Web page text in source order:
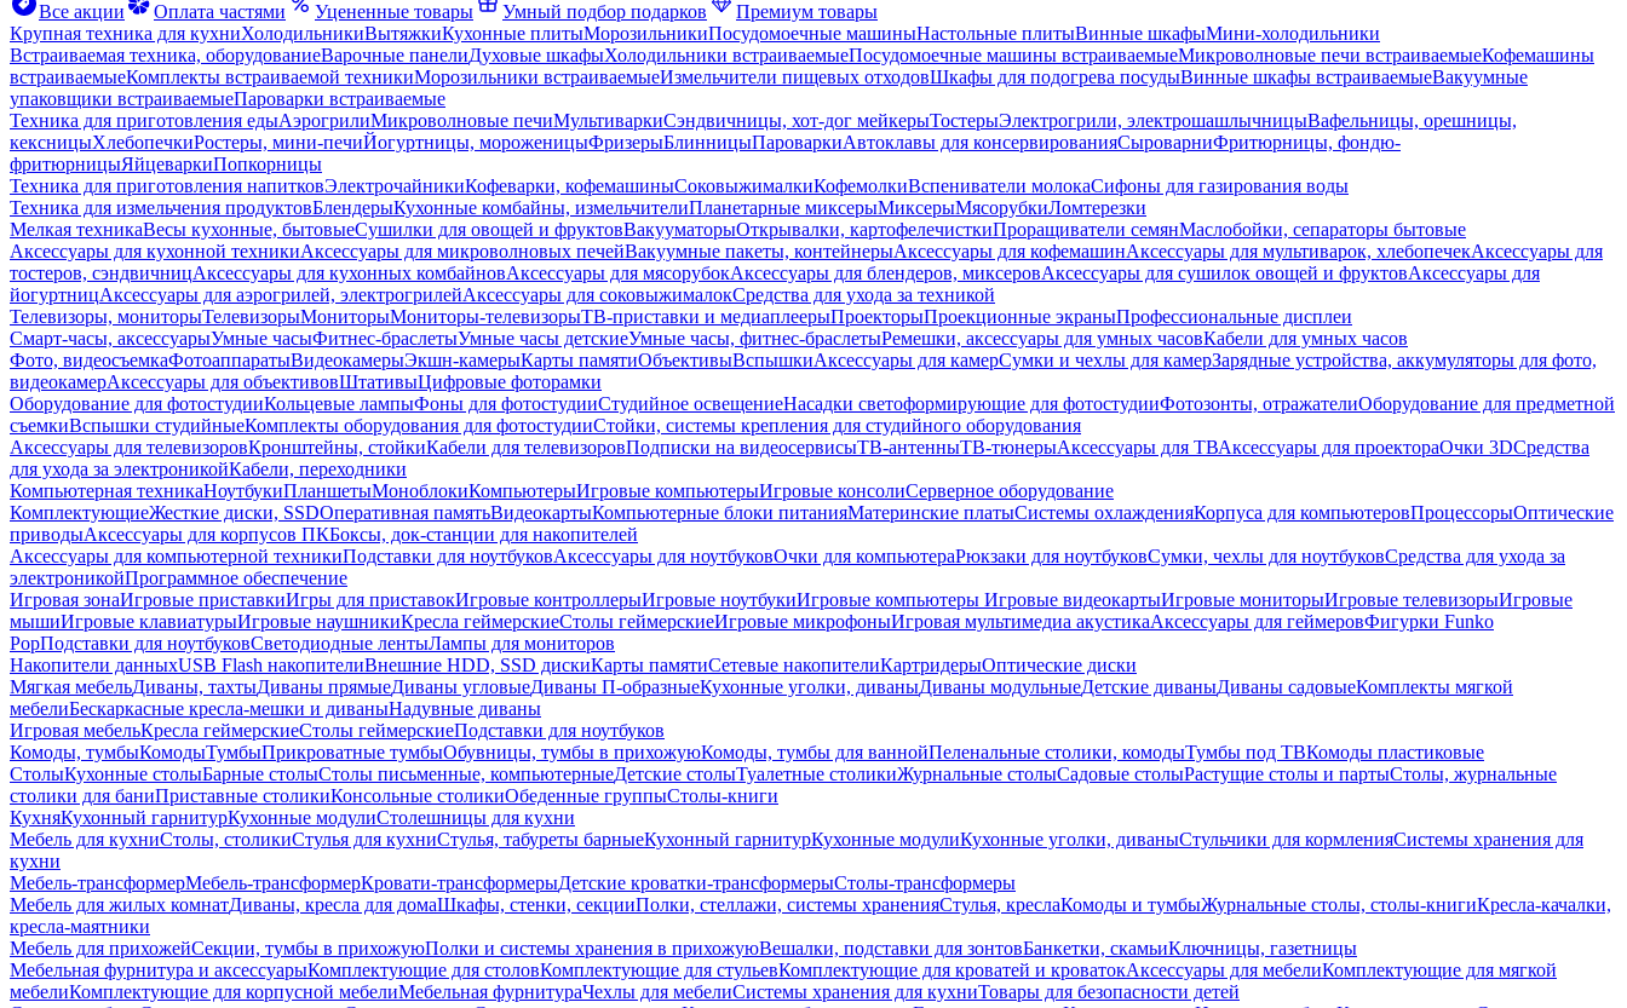
Все акции
Оплата частями Уцененные товары Умный подбор подарков
Премиум товары
Крупная техника для кухниХолодильникиВытяжкиКухонные плитыМорозильникиПосудомоечные машиныНастольные плитыВинные шкафыМини-холодильники
Встраиваемая техника, оборудованиеВарочные панелиДуховые шкафыХолодильники встраиваемыеПосудомоечные машины встраиваемыеМикроволновые печи встраиваемыеКофемашины
встраиваемыеКомплекты встраиваемой техникиМорозильники встраиваемыеИзмельчители пищевых отходовШкафы для подогрева посудыВинные шкафы встраиваемыеВакуумные
упаковщики встраиваемыеПароварки встраиваемые
Техника для приготовления едыАэрогрилиМикроволновые печиМультиваркиСэндвичницы, хот-дог мейкерыТостерыЭлектрогрили, электрошашлычницыВафельницы, орешницы,
кексницыХлебопечкиРостеры, мини-печиЙогуртницы, мороженицыФризерыБлинницыПароваркиАвтоклавы для консервированияСыроварниФритюрницы, фондю-
фритюрницыЯйцеваркиПопкорницы
Техника для приготовления напитковЭлектрочайникиКофеварки, кофемашиныСоковыжималкиКофемолкиВспениватели молокаСифоны для газирования воды
Техника для измельчения продуктовБлендерыКухонные комбайны, измельчителиПланетарные миксерыМиксерыМясорубкиЛомтерезки
Мелкая техникаВесы кухонные, бытовыеСушилки для овощей и фруктовВакууматорыОткрывалки, картофелечисткиПроращиватели семянМаслобойки, сепараторы бытовые
Аксессуары для кухонной техникиАксессуары для микроволновых печейВакуумные пакеты, контейнерыАксессуары для кофемашинАксессуары для мультиварок, хлебопечекАксессуары для
тостеров, сэндвичницАксессуары для кухонных комбайновАксессуары для мясорубокАксессуары для блендеров, миксеровАксессуары для сушилок овощей и фруктовАксессуары для
йогуртницАксессуары для аэрогрилей, электрогрилейАксессуары для соковыжималокСредства для ухода за техникой
Телевизоры, мониторыТелевизорыМониторыМониторы-телевизорыТВ-приставки и медиаплеерыПроекторыПроекционные экраныПрофессиональные дисплеи
Смарт-часы, аксессуарыУмные часыФитнес-браслетыУмные часы детскиеУмные часы, фитнес-браслетыРемешки, аксессуары для умных часовКабели для умных часов
Фото, видеосъемкаФотоаппаратыВидеокамерыЭкшн-камерыКарты памятиОбъективыВспышкиАксессуары для камерСумки и чехлы для камерЗарядные устройства, аккумуляторы для фото,
видеокамерАксессуары для объективовШтативыЦифровые фоторамки
Оборудование для фотостудииКольцевые лампыФоны для фотостудииСтудийное освещениеНасадки светоформирующие для фотостудииФотозонты, отражателиОборудование для предметной
съемкиВспышки студийныеКомплекты оборудования для фотостудииСтойки, системы крепления для студийного оборудования
Аксессуары для телевизоровКронштейны, стойкиКабели для телевизоровПодписки на видеосервисыТВ-антенныТВ-тюнерыАксессуары для ТВАксессуары для проектораОчки 3DСредства
для ухода за электроникойКабели, переходники
Компьютерная техникаНоутбукиПланшетыМоноблокиКомпьютерыИгровые компьютерыИгровые консолиСерверное оборудование
КомплектующиеЖесткие диски, SSDОперативная памятьВидеокартыКомпьютерные блоки питанияМатеринские платыСистемы охлажденияКорпуса для компьютеровПроцессорыОптические
приводыАксессуары для корпусов ПКБоксы, док-станции для накопителей
Аксессуары для компьютерной техникиПодставки для ноутбуковАксессуары для ноутбуковОчки для компьютераРюкзаки для ноутбуковСумки, чехлы для ноутбуковСредства для ухода за
электроникойПрограммное обеспечение
Игровая зонаИгровые приставкиИгры для приставокИгровые контроллерыИгровые ноутбукиИгровые компьютеры Игровые видеокартыИгровые мониторыИгровые телевизорыИгровые
мышиИгровые клавиатурыИгровые наушникиКресла геймерскиеСтолы геймерскиеИгровые микрофоныИгровая мультимедиа акустикаАксессуары для геймеровФигурки Funko
PopПодставки для ноутбуковСветодиодные лентыЛампы для мониторов
Накопители данныхUSB Flash накопителиВнешние HDD, SSD дискиКарты памятиСетевые накопителиКартридерыОптические диски
Мягкая мебельДиваны, тахтыДиваны прямыеДиваны угловыеДиваны П-образныеКухонные уголки, диваныДиваны модульныеДетские диваныДиваны садовыеКомплекты мягкой
мебелиБескаркасные кресла-мешки и диваныНадувные диваны
Игровая мебельКресла геймерскиеСтолы геймерскиеПодставки для ноутбуков
Комоды, тумбыКомодыТумбыПрикроватные тумбыОбувницы, тумбы в прихожуюКомоды, тумбы для ваннойПеленальные столики, комодыТумбы под ТВКомоды пластиковые
СтолыКухонные столыБарные столыСтолы письменные, компьютерныеДетские столыТуалетные столикиЖурнальные столыСадовые столыРастущие столы и партыСтолы, журнальные
столики для баниПриставные столикиКонсольные столикиОбеденные группыСтолы-книги
КухняКухонный гарнитурКухонные модулиСтолешницы для кухни
Мебель для кухниСтолы, столикиСтулья для кухниСтулья, табуреты барныеКухонный гарнитурКухонные модулиКухонные уголки, диваныСтульчики для кормленияСистемы хранения для
кухни
Мебель-трансформерМебель-трансформерКровати-трансформерыДетские кроватки-трансформерыСтолы-трансформеры
Мебель для жилых комнатДиваны, кресла для домаШкафы, стенки, секцииПолки, стеллажи, системы храненияСтулья, креслаКомоды и тумбыЖурнальные столы, столы-книгиКресла-качалки,
кресла-маятники
Мебель для прихожейСекции, тумбы в прихожуюПолки и системы хранения в прихожуюВешалки, подставки для зонтовБанкетки, скамьиКлючницы, газетницы
Мебельная фурнитура и аксессуарыКомплектующие для столовКомплектующие для стульевКомплектующие для кроватей и кроватокАксессуары для мебелиКомплектующие для мягкой
мебелиКомплектующие для корпусной мебелиМебельная фурнитураЧехлы для мебелиСистемы хранения для кухниТовары для безопасности детей